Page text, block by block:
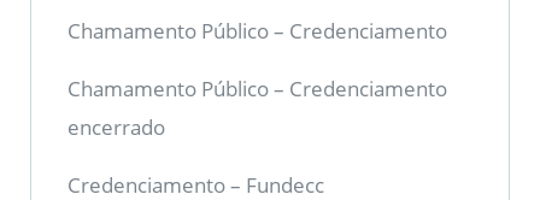
Chamamento Público – Credenciamento
Chamamento Público – Credenciamento
encerrado
Credenciamento – Fundecc